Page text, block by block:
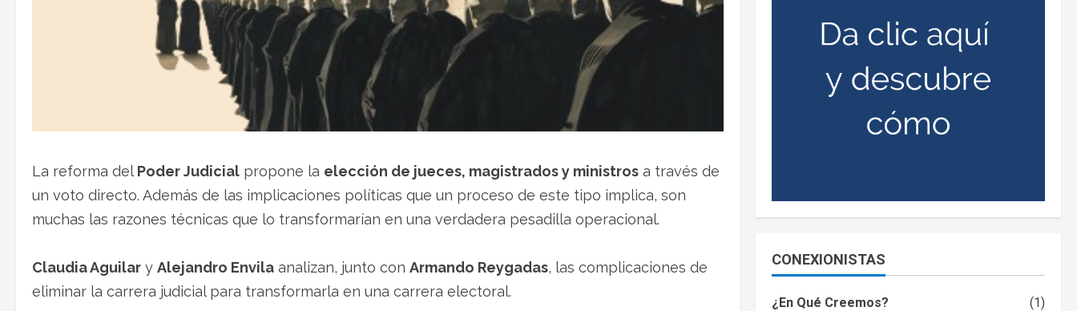
La reforma delPoder Judicial propone la elección de jueces, magistrados y ministros a través de
un voto directo. Además de las implicaciones políticas que un proceso de este tipo implica, son
muchas las razones técnicas que lo transformarían en una verdadera pesadilla operacional.
Claudia Aguilar y Alejandro Envila analizan, junto con Armando Reygadas, las complicaciones de
eliminar la carrera judicial para transformarla en una carrera electoral.
CONEXIONISTAS
¿En Qué Creemos? (1)